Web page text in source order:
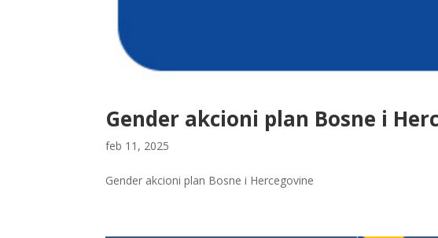
Gender akcioni plan Bosne i
feb 11, 2025
Gender akcioni plan Bosne i Hercegovine